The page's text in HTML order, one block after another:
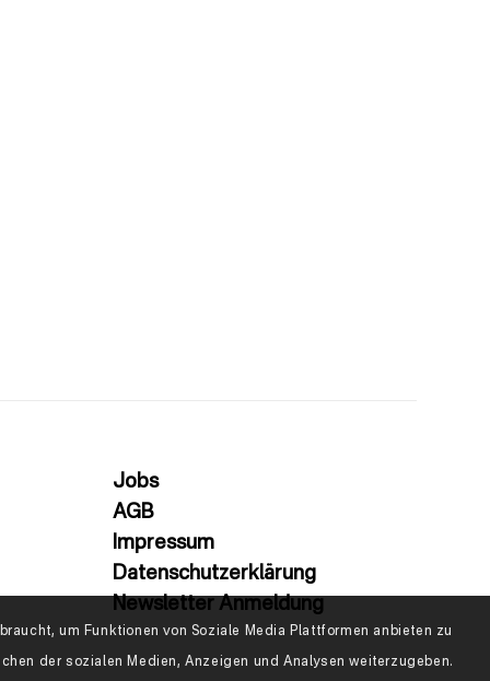
Jobs
AGB
Impressum
Datenschutzerklärung
Newsletter Anmeldung
um Funktionen von Soziale Media Plattformen anbieten zu
der sozialen Medien, Anzeigen und Analysen weiterzugeben.